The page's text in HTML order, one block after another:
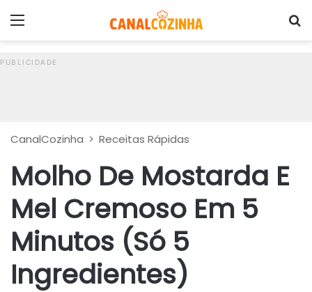
CanalCozinha > Receitas Rápidas
Molho De Mostarda E
Mel Cremoso Em 5
Minutos (Só 5
Ingredientes)